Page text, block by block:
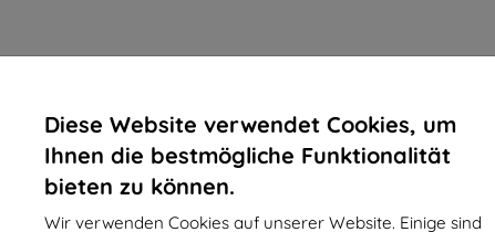
Diese Website verwendet Cookies, um
Ihnen die bestmögliche Funktionalität
bieten zu können.
Wir verwenden Cookies auf unserer Website. Einige sind